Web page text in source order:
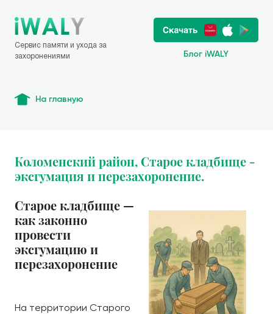
Сервис памяти и ухода за
захоронениями
Блог iWALY
На главную
Коломенский район, Старое кладбище -
эксгумация и перезахоронение.
Старое кладбище —
как законно
провести
эксгумацию и
перезахоронение
На территории Старого